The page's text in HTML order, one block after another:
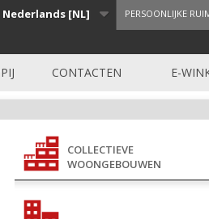
PERSOONLIJKE
Nederlands [NL]
CONTACTEN E-
COLLECTIEVE
WOONGEBOUWEN